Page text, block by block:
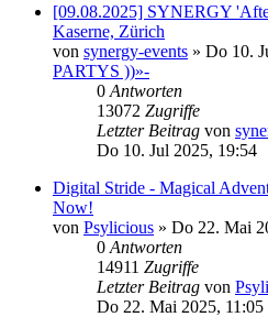
[09.08.2025] SYNERGY
Kaserne, Zürich
von synergy-events » Do 10.
PARTYS ))»-
0 Antworten
13072 Zugriffe
Letzter Beitrag von
Do 10. Jul 2025, 19:54
Digital Stride - Magical
Now!
von Psylicious » Do 22. Mai
0 Antworten
14911 Zugriffe
Letzter Beitrag von
Do 22. Mai 2025, 11:05